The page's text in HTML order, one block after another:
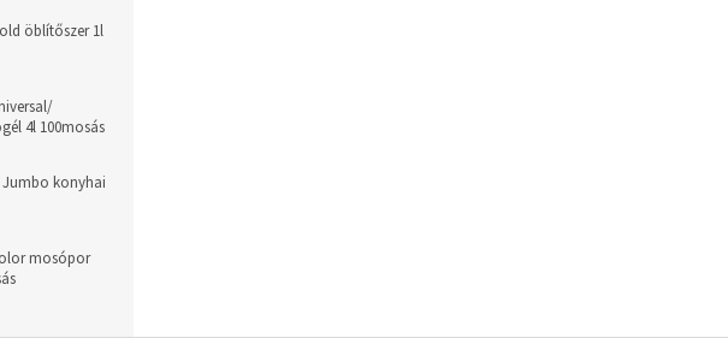
öblítőszer 1l
4l 100mosás
Jumbo konyhai
mosópor